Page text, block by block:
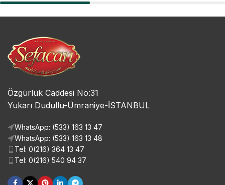
Özgürlük Caddesi No:31
Yukarı Dudullu-Ümraniye-İSTANBUL
WhatsApp: (533) 163 13 47
WhatsApp: (533) 163 13 48
Tel: 0(216) 364 13 47
Tel: 0(216) 540 94 37